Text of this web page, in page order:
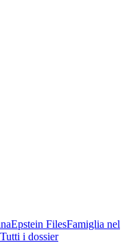
Epstein FilesFamiglia nel
Tutti i dossier